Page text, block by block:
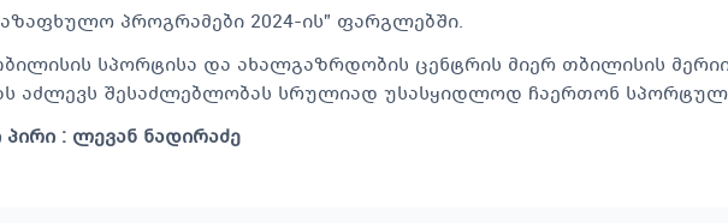
პროგრამები 2024-ის” ფარგლებში.
სპორტისა და ახალგაზრდობის ცენტრის მიერ თბილისის
აძლევს შესაძლებლობას სრულიად უსასყიდლოდ ჩაერთონ სპორტულ
: ლევან ნადირაძე